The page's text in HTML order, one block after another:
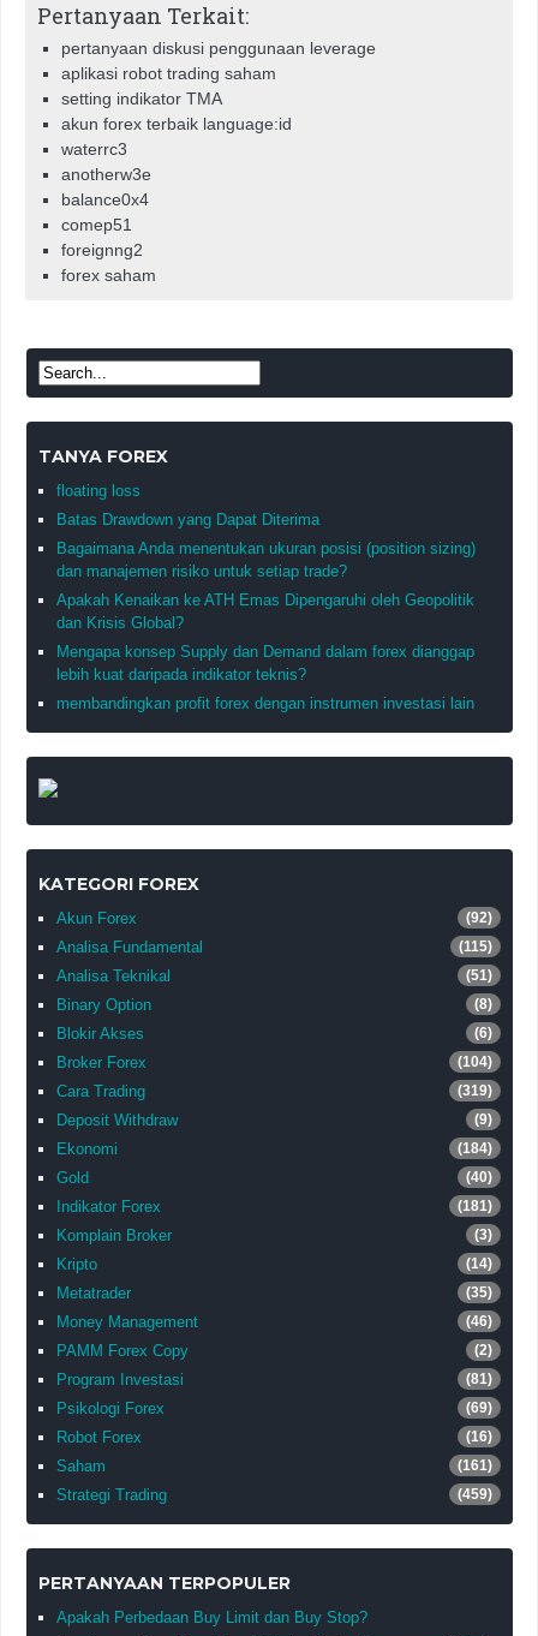
Pertanyaan Terkait:
pertanyaan diskusi penggunaan leverage
aplikasi robot trading saham
setting indikator TMA
akun forex terbaik language:id
waterrc3
anotherw3e
balance0x4
comep51
foreignng2
forex saham
TANYA FOREX
floating loss
Batas Drawdown yang Dapat Diterima
Bagaimana Anda menentukan ukuran posisi (position sizing)
dan manajemen risiko untuk setiap trade?
Apakah Kenaikan ke ATH Emas Dipengaruhi oleh Geopolitik
dan Krisis Global?
Mengapa konsep Supply dan Demand dalam forex dianggap
lebih kuat daripada indikator teknis?
membandingkan profit forex dengan instrumen investasi lain
KATEGORI FOREX
Akun Forex (92)
Analisa Fundamental (115)
Analisa Teknikal (51)
Binary Option (8)
Blokir Akses (6)
Broker Forex (104)
Cara Trading (319)
Deposit Withdraw (9)
Ekonomi (184)
Gold (40)
Indikator Forex (181)
Komplain Broker (3)
Kripto (14)
Metatrader (35)
Money Management (46)
PAMM Forex Copy (2)
Program Investasi (81)
Psikologi Forex (69)
Robot Forex (16)
Saham (161)
Strategi Trading (459)
PERTANYAAN TERPOPULER
Apakah Perbedaan Buy Limit dan Buy Stop?